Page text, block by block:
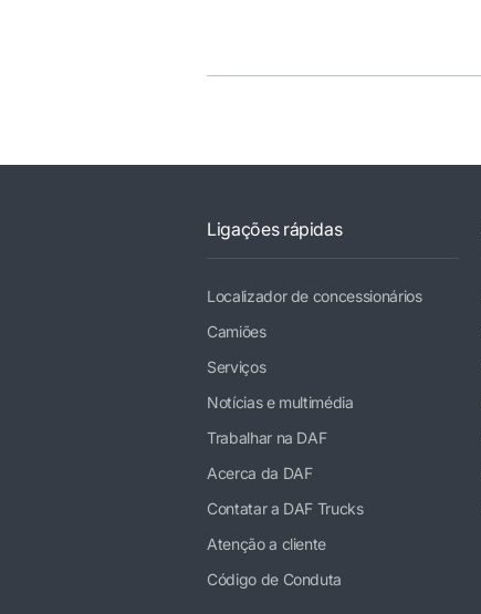
Ligações rápidas
Localizador de concessionários
Camiões
Serviços
Notícias e multimédia
Trabalhar na DAF
Acerca da DAF
Contatar a DAF Trucks
Atenção a cliente
Código de Conduta